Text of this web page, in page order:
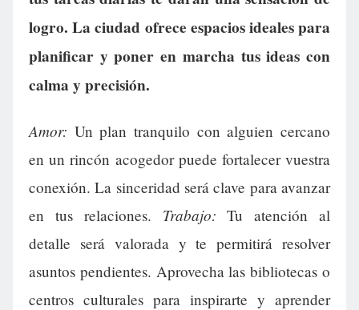
logro. La ciudad ofrece espacios ideales para
planificar y poner en marcha tus ideas con
calma y precisión.
Amor: Un plan tranquilo con alguien cercano
en un rincón acogedor puede fortalecer vuestra
conexión. La sinceridad será clave para avanzar
en tus relaciones. Trabajo: Tu atención al
detalle será valorada y te permitirá resolver
asuntos pendientes. Aprovecha las bibliotecas o
centros culturales para inspirarte y aprender